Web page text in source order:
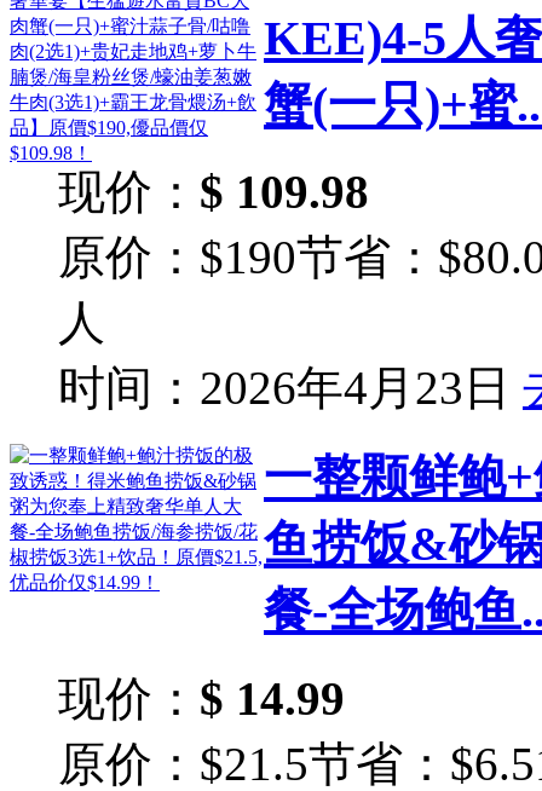
KEE)4-5人
蟹(一只)+蜜
现价： $ 109.98
原价：$190节省：
人
时间：2026年4月23日
一整颗鲜鲍
鱼捞饭&砂
餐-全场鲍鱼
现价： $ 14.99
原价：$21.5节省：